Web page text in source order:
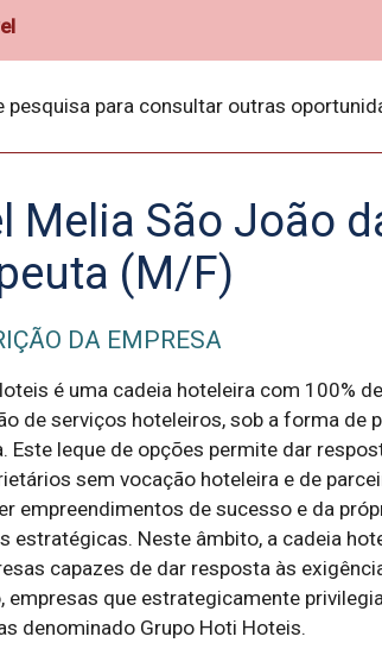
para consultar outras
Melia São João
(M/F)
DA EMPRESA
é uma cadeia hoteleira com 100%
de serviços hoteleiros, sob a forma de
Este leque de opções permite dar
sem vocação hoteleira e de
empreendimentos de sucesso e da
estratégicas. Neste âmbito, a cadeia
capazes de dar resposta às
empresas que estrategicamente
denominado Grupo Hoti Hoteis.